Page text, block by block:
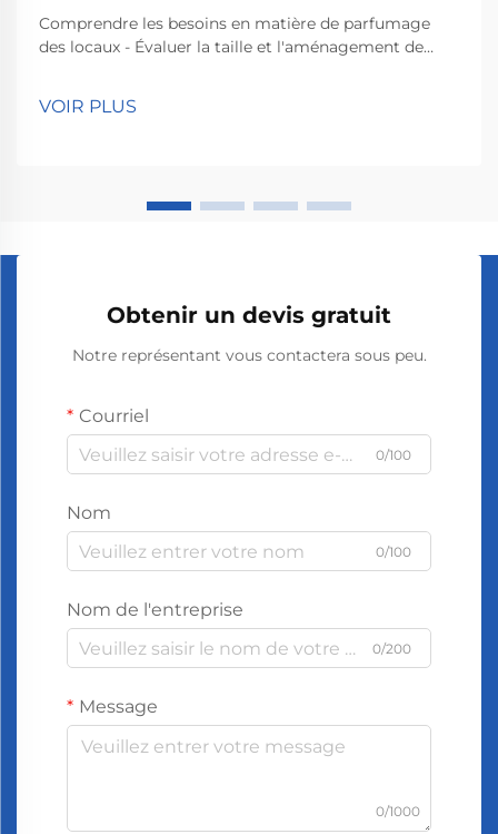
Comprendre les besoins en matière de parfumage
des locaux - Évaluer la taille et l'aménagement de
l'espace. Mesurez d'abord la superficie car les grands
VOIR PLUS
Obtenir un devis gratuit
Notre représentant vous contactera sous peu.
Courriel
0/100
Nom
0/100
Nom de l'entreprise
0/200
Message
0/1000